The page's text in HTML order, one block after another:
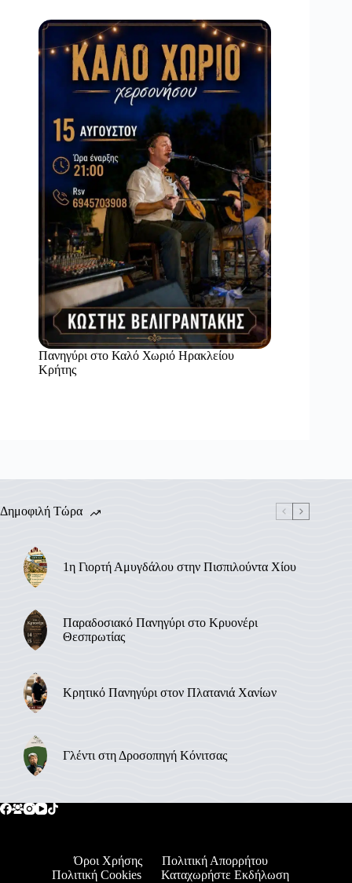
Πανηγύρι στο Καλό Χωριό Ηρακλείου
Κρήτης
Δημοφιλή Τώρα
1η Γιορτή Αμυγδάλου στην Πισπιλούντα Χίου
Παραδοσιακό Πανηγύρι στο Κρυονέρι
Θεσπρωτίας
Κρητικό Πανηγύρι στον Πλατανιά Χανίων
Γλέντι στη Δροσοπηγή Κόνιτσας
Όροι Χρήσης
Πολιτική Απορρήτου
Πολιτική Cookies
Καταχωρήστε Εκδήλωση